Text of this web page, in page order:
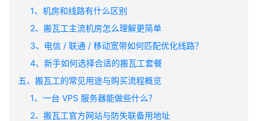
1、机房和线路有什么区别
2、搬瓦工主流机房怎么理解更简单
3、电信 / 联通 / 移动宽带如何匹配优化线路？
4、新手如何选择合适的搬瓦工套餐
五、搬瓦工的常见用途与购买流程概览
1、一台 VPS 服务器能做些什么？
2、搬瓦工官方网站与防失联备用地址